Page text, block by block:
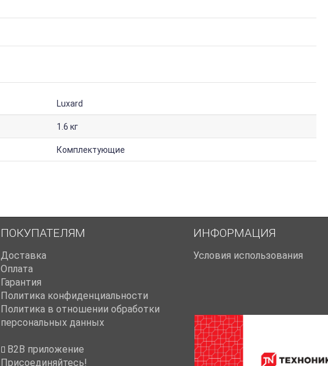
Luxard
1.6 кг
Комплектующие
ПОКУПАТЕЛЯМ
Доставка
Оплата
Гарантия
Политика конфиденциальности
Политика в отношении обработки
персональных данных
B2B приложение
Присоединяйтесь!
ИНФОРМАЦИЯ
Условия использования